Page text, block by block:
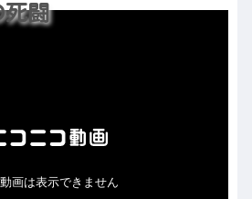
死闘